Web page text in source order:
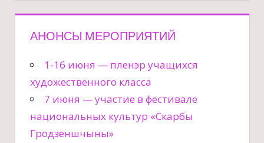
АНОНСЫ МЕРОПРИЯТИЙ
1-16 июня — пленэр учащихся
художественного класса
7 июня — участие в фестивале
национальных культур «Скарбы
Гродзеншчыны»